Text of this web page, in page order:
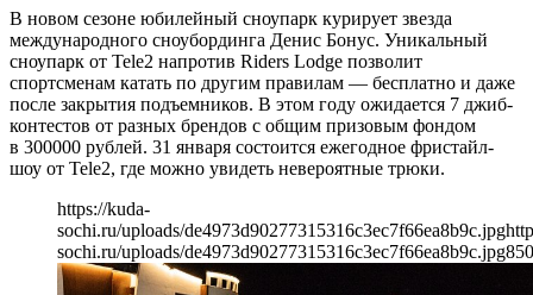
В новом сезоне юбилейный сноупарк курирует звезда
международного сноубординга Денис Бонус. Уникальный
сноупарк от Tele2 напротив Riders Lodge позволит
спортсменам катать по другим правилам — бесплатно и даже
после закрытия подъемников. В этом году ожидается 7 джиб-
контестов от разных брендов с общим призовым фондом
в 300000 рублей. 31 января состоится ежегодное фристайл-
шоу от Tele2, где можно увидеть невероятные трюки.
https://kuda-
sochi.ru/uploads/de4973d90277315316c3ec7f66ea8b9c.jpg
sochi.ru/uploads/de4973d90277315316c3ec7f66ea8b9c.jpg850